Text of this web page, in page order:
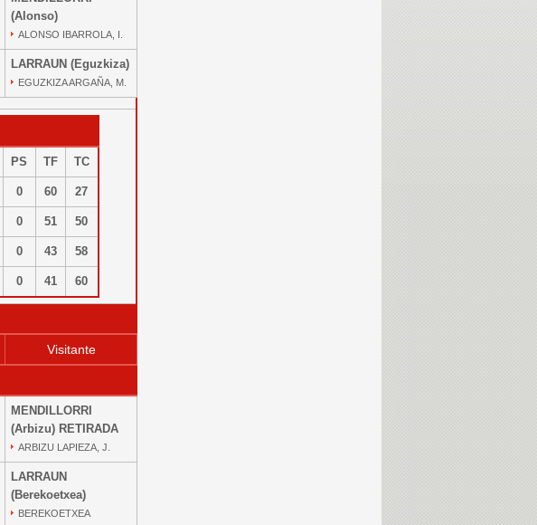
(Alonso)
ALONSO IBARROLA, I.
LARRAUN (Eguzkiza)
EGUZKIZA ARGAÑA, M.
PS TF TC
0 60 27
0 51 50
0 43 58
0 41 60
Visitante
MENDILLORRI
(Arbizu) RETIRADA
ARBIZU LAPIEZA, J.
LARRAUN
(Berekoetxea)
BEREKOETXEA